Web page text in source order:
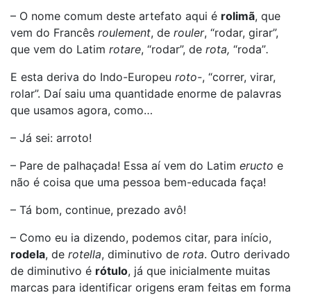
– O nome comum deste artefato aqui é rolimã, que
vem do Francês roulement, de rouler, “rodar, girar”,
que vem do Latim rotare, “rodar”, de rota, “roda”.
E esta deriva do Indo-Europeu roto-, “correr, virar,
rolar”. Daí saiu uma quantidade enorme de palavras
que usamos agora, como…
– Já sei: arroto!
– Pare de palhaçada! Essa aí vem do Latim eructo e
não é coisa que uma pessoa bem-educada faça!
– Tá bom, continue, prezado avô!
– Como eu ia dizendo, podemos citar, para início,
rodela, de rotella, diminutivo de rota. Outro derivado
de diminutivo é rótulo, já que inicialmente muitas
marcas para identificar origens eram feitas em forma